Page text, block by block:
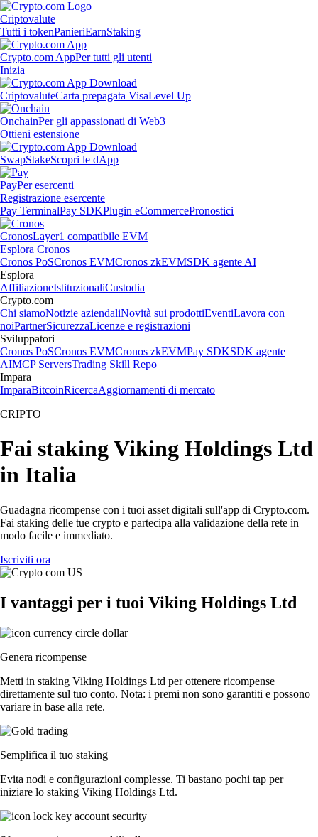
Criptovalute
Tutti i tokenPanieriEarnStaking
Crypto.com AppPer tutti gli utenti
Inizia
CriptovaluteCarta prepagata VisaLevel Up
OnchainPer gli appassionati di Web3
Ottieni estensione
SwapStakeScopri le dApp
PayPer esercenti
Registrazione esercente
Pay TerminalPay SDKPlugin eCommercePronostici
CronosLayer1 compatibile EVM
Esplora Cronos
Cronos PoSCronos EVMCronos zkEVMSDK agente AI
Esplora
AffiliazioneIstituzionaliCustodia
Crypto.com
Chi siamoNotizie aziendaliNovità sui prodottiEventiLavora con
noiPartnerSicurezzaLicenze e registrazioni
Sviluppatori
Cronos PoSCronos EVMCronos zkEVMPay SDKSDK agente
AIMCP ServersTrading Skill Repo
Impara
ImparaBitcoinRicercaAggiornamenti di mercato
CRIPTO
Fai staking Viking Holdings Ltd
in Italia
Guadagna ricompense con i tuoi asset digitali sull'app di Crypto.com.
Fai staking delle tue crypto e partecipa alla validazione della rete in
modo facile e immediato.
Iscriviti ora
I vantaggi per i tuoi Viking Holdings Ltd
Genera ricompense
Metti in staking Viking Holdings Ltd per ottenere ricompense
direttamente sul tuo conto. Nota: i premi non sono garantiti e possono
variare in base alla rete.
Semplifica il tuo staking
Evita nodi e configurazioni complesse. Ti bastano pochi tap per
iniziare lo staking Viking Holdings Ltd.